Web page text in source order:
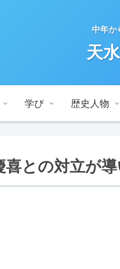
中年か
天
学び 歴史人物
との対立が